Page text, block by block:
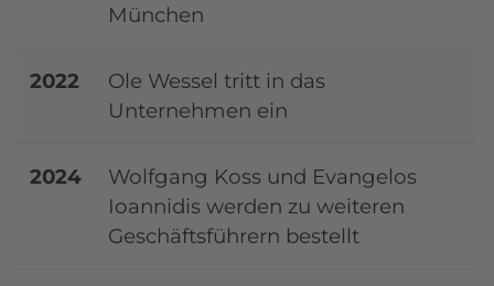
München
2022
Ole Wessel tritt in das
Unternehmen ein
2024
Wolfgang Koss und Evangelos
Ioannidis werden zu weiteren
Geschäftsführern bestellt